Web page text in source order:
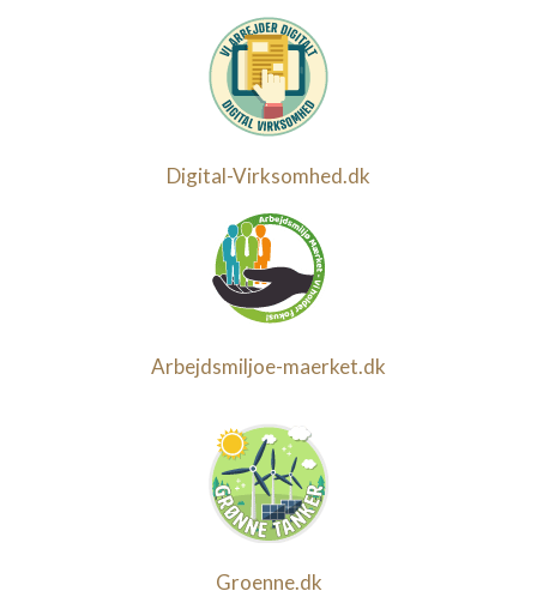
Digital-Virksomhed.dk
Arbejdsmiljoe-maerket.dk
Groenne.dk